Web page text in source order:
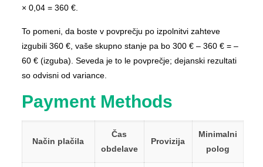
× 0,04 = 360 €.
To pomeni, da boste v povprečju po izpolnitvi zahteve
izgubili 360 €, vaše skupno stanje pa bo 300 € – 360 € = –
60 € (izguba). Seveda je to le povprečje; dejanski rezultati
so odvisni od variance.
Payment Methods
Način plačila
Čas
obdelave
Provizija
Minimalni
polog